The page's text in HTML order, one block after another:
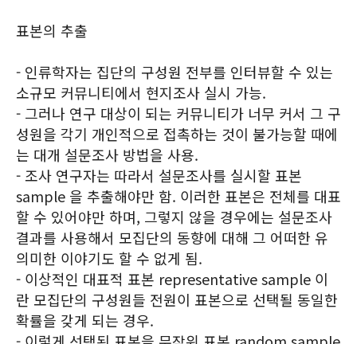
표본의 추출
- 인류학자는 집단의 구성원 전부를 인터뷰할 수 있는
소규모 커뮤니티에서 현지조사 실시 가능.
- 그러나 연구 대상이 되는 커뮤니티가 너무 커서 그 구
성원을 각기 개인적으로 접촉하는 것이 불가능할 때에
는 대개 설문조사 방법을 사용.
- 조사 연구자는 따라서 설문조사를 실시할 표본
sample 을 추출해야만 함. 이러한 표본은 전체를 대표
할 수 있어야만 하며, 그렇지 않을 경우에는 설문조사
결과를 사용해서 모집단의 동향에 대해 그 어떠한 유
의미한 이야기도 할 수 없게 됨.
- 이상적인 대표적 표본 representative sample 이
란 모집단의 구성원들 전원이 표본으로 선택될 동일한
확률을 갖게 되는 경우.